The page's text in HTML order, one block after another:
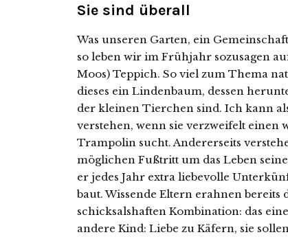
Sie sind überall
Was unseren Garten, ein
so leben wir im Frühjahr sozusagen
Moos) Teppich. So viel zum Thema
dieses ein Lindenbaum, dessen
der kleinen Tierchen sind. Ich kann
verstehen, wenn sie verzweifelt einen
Trampolin sucht. Andererseits
möglichen Fußtritt um das Leben
er jedes Jahr extra liebevolle
baut. Wissende Eltern erahnen
schicksalshaften Kombination: das
andere Kind: Liebe zu Käfern, sie